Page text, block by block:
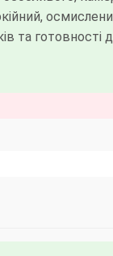
готовності